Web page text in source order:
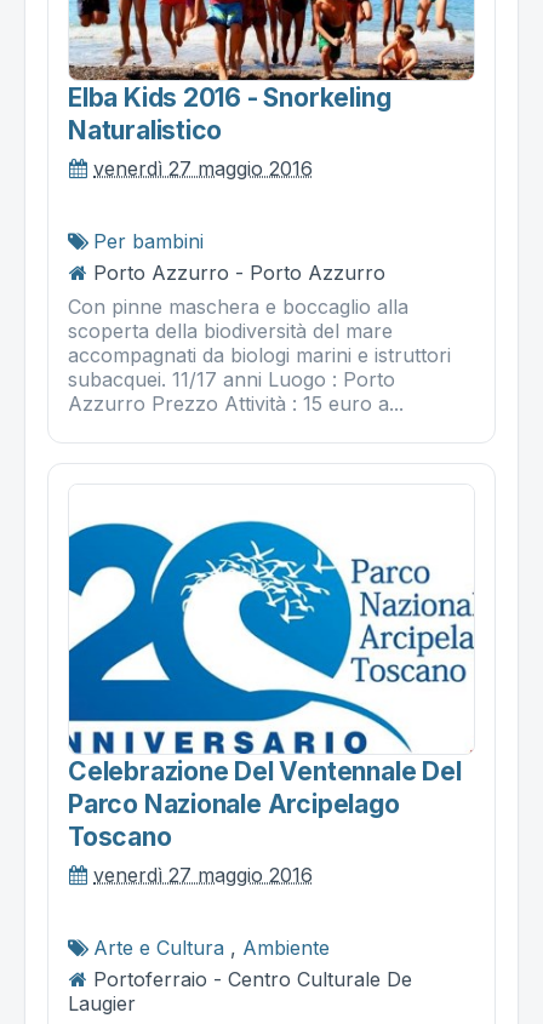
Elba Kids 2016 - Snorkeling
Naturalistico
venerdì 27 maggio 2016
Per bambini
Porto Azzurro - Porto Azzurro
Con pinne maschera e boccaglio alla
scoperta della biodiversità del mare
accompagnati da biologi marini e istruttori
subacquei. 11/17 anni Luogo : Porto
Azzurro Prezzo Attività : 15 euro a...
Celebrazione Del Ventennale Del
Parco Nazionale Arcipelago
Toscano
venerdì 27 maggio 2016
Arte e Cultura , Ambiente
Portoferraio - Centro Culturale De
Laugier